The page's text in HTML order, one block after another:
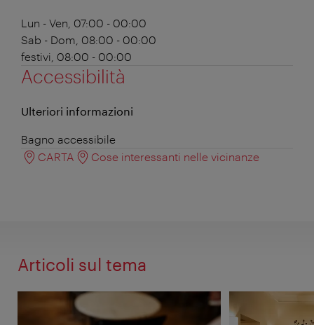
Lun - Ven, 07:00 - 00:00
Sab - Dom, 08:00 - 00:00
festivi, 08:00 - 00:00
Accessibilità
Ulteriori informazioni
Bagno accessibile
CARTA
Cose interessanti nelle vicinanze
Articoli sul tema